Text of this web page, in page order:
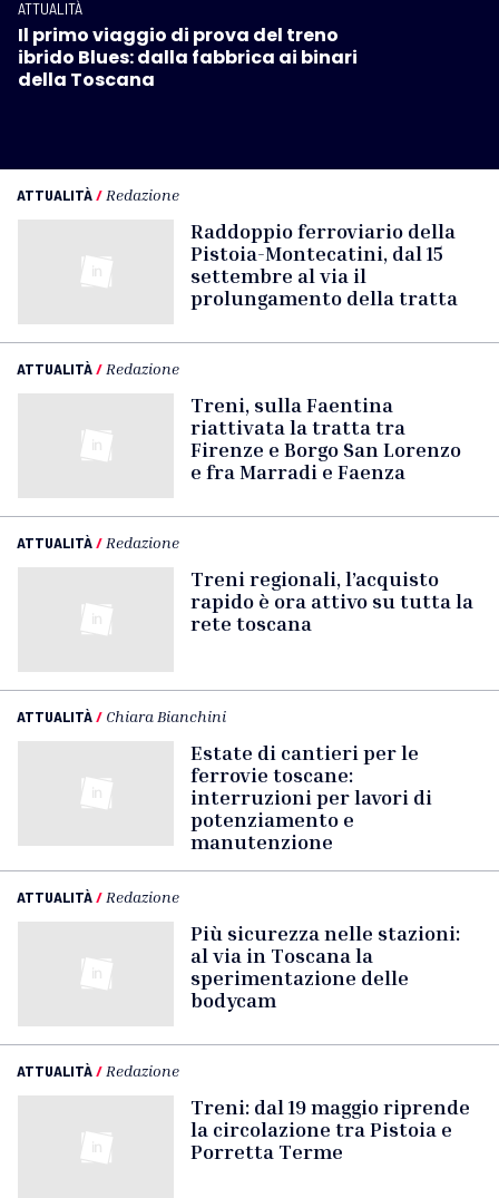
ATTUALITÀ
Il primo viaggio di prova del treno
ibrido Blues: dalla fabbrica ai binari
della Toscana
ATTUALITÀ/ Redazione
Raddoppio ferroviario della
Pistoia-Montecatini, dal 15
settembre al via il
prolungamento della tratta
ATTUALITÀ/ Redazione
Treni, sulla Faentina
riattivata la tratta tra
Firenze e Borgo San Lorenzo
e fra Marradi e Faenza
ATTUALITÀ/ Redazione
Treni regionali, l’acquisto
rapido è ora attivo su tutta la
rete toscana
ATTUALITÀ/ Chiara Bianchini
Estate di cantieri per le
ferrovie toscane:
interruzioni per lavori di
potenziamento e
manutenzione
ATTUALITÀ/ Redazione
Più sicurezza nelle stazioni:
al via in Toscana la
sperimentazione delle
bodycam
ATTUALITÀ/ Redazione
Treni: dal 19 maggio riprende
la circolazione tra Pistoia e
Porretta Terme